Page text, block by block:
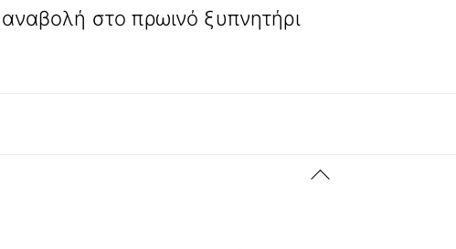
στο πρωινό ξυπνητήρι
Back